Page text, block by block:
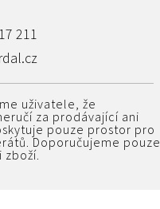
211
uživatele, že
za prodávající ani
pouze prostor pro
Doporučujeme pouze